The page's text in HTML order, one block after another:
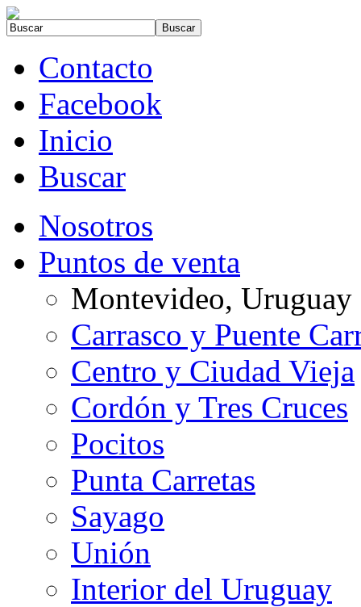
Contacto
Facebook
Inicio
Buscar
Nosotros
Puntos de venta
Montevideo, Uruguay
Carrasco y Puente
Centro y Ciudad Vieja
Cordón y Tres Cruces
Pocitos
Punta Carretas
Sayago
Unión
Interior del Uruguay